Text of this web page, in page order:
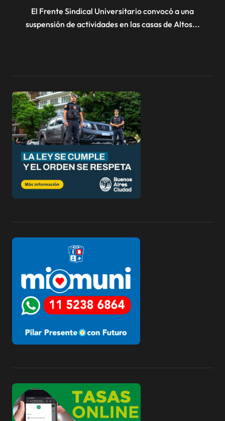
El Frente Sindical Universitario convocó a una
suspensión de actividades en las casas de Altos...